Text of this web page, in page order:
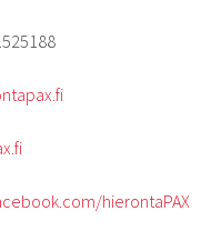
hierontaPAX